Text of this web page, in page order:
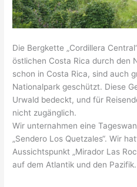
Die Bergkette „Cordillera
östlichen Costa Rica durch den
schon in Costa Rica, sind auch
Nationalpark geschützt. Diese
Urwald bedeckt, und für
nicht zugänglich.
Wir unternahmen eine
„Sendero Los Quetzales“. Wir
Aussichtspunkt „Mirador Las
auf dem Atlantik und den Pazifik.